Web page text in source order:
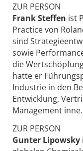
ZUR PERSON
Frank Steffen ist
Practice von
sind
sowie
die
hatte er
Industrie in den
Entwicklung,
Management inne.
ZUR PERSON
Gunter Lipowsky